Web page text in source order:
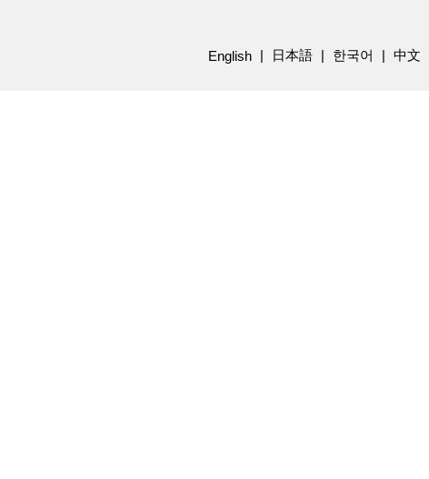
English 日本語 한국어 中文